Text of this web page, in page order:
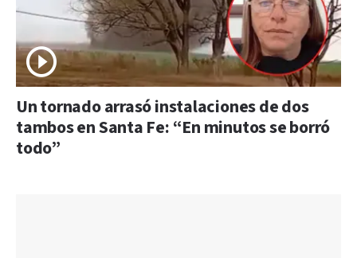
Un tornado arrasó instalaciones de dos
tambos en Santa Fe: “En minutos se borró
todo”